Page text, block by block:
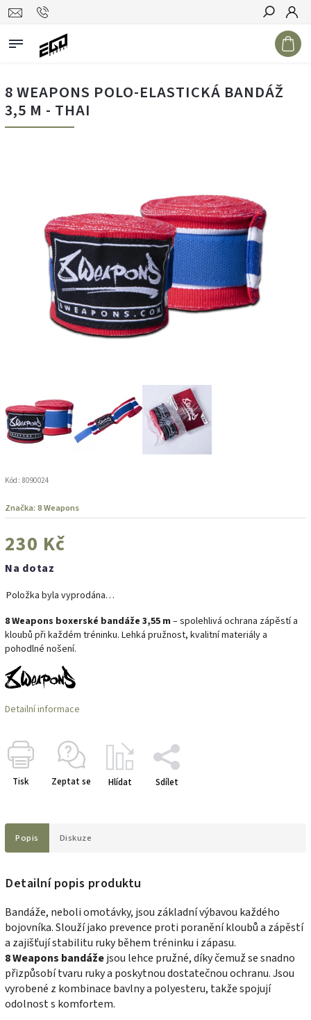
Hledat
8 WEAPONS POLO-ELASTICKÁ BANDÁŽ
3,5 M - THAI
Kód: 8090024
Značka: 8 Weapons
230 Kč
Na dotaz
Položka byla vyprodána…
8 Weapons boxerské bandáže 3,55 m – spolehlivá ochrana zápěstí a
kloubů při každém tréninku. Lehká pružnost, kvalitní materiály a
pohodlné nošení.
Detailní informace
Tisk Zeptat se Hlídat Sdílet
Popis Diskuze
Detailní popis produktu
Bandáže, neboli omotávky, jsou základní výbavou každého
bojovníka. Slouží jako prevence proti poranění kloubů a zápěstí
a zajišťují stabilitu ruky během tréninku i zápasu.
8 Weapons bandážejsou lehce pružné, díky čemuž se snadno
přizpůsobí tvaru ruky a poskytnou dostatečnou ochranu. Jsou
vyrobené z kombinace bavlny a polyesteru, takže spojují
odolnost s komfortem.